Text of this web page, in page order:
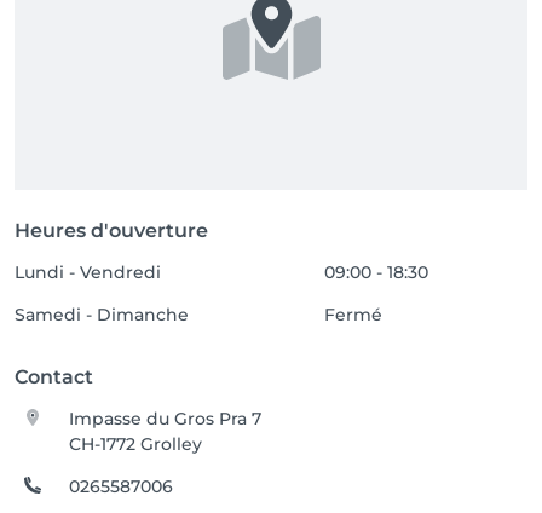
Heures d'ouverture
Lundi - Vendredi
09:00 - 18:30
Samedi - Dimanche
Fermé
Contact
Impasse du Gros Pra 7
CH-1772 Grolley
0265587006